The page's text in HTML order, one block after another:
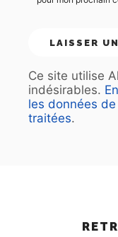
Ce site utilise
indésirables.
les données
traitées.